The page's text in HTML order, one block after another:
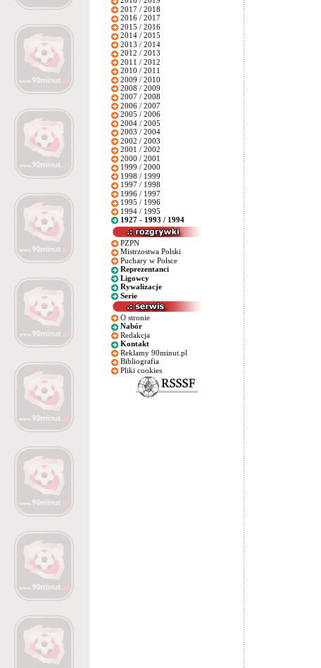
2017 / 2018
2016 / 2017
2015 / 2016
2014 / 2015
2013 / 2014
2012 / 2013
2011 / 2012
2010 / 2011
2009 / 2010
2008 / 2009
2007 / 2008
2006 / 2007
2005 / 2006
2004 / 2005
2003 / 2004
2002 / 2003
2001 / 2002
2000 / 2001
1999 / 2000
1998 / 1999
1997 / 1998
1996 / 1997
1995 / 1996
1994 / 1995
1927 - 1993 / 1994
PZPN
Mistrzostwa Polski
Puchary w Polsce
Reprezentanci
Ligowcy
Rywalizacje
Serie
O stronie
Nabór
Redakcja
Kontakt
Reklamy 90minut.pl
Bibliografia
Pliki cookies